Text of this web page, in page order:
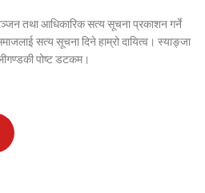
तथा आधिकारिक सत्य सूचना प्रकाशन गर्ने
सत्य सूचना दिने हाम्रो दायित्व। स्याङ्जा
पोष्ट डटकम।